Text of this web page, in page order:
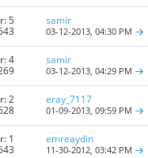
5
samir
03-12-2013,04:30 PM
4
samir
03-12-2013,04:29 PM
2
eray_7117
01-09-2013,09:59 PM
1
emreaydin
11-30-2012,03:42 PM